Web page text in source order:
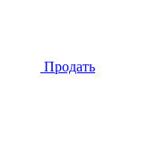
Продать